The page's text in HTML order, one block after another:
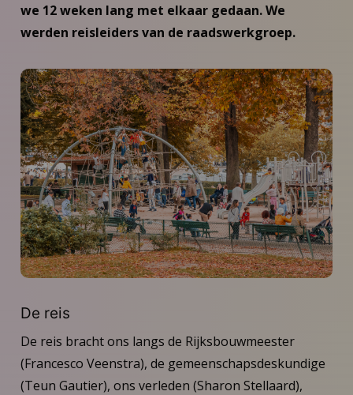
we 12 weken lang met elkaar gedaan. We
werden reisleiders van de raadswerkgroep.
De reis
De reis bracht ons langs de Rijksbouwmeester
(Francesco Veenstra), de gemeenschapsdeskundige
(Teun Gautier), ons verleden (Sharon Stellaard),